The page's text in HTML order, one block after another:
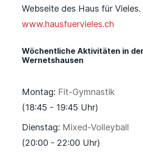
Webseite des Haus für Vieles.
www.hausfuervieles.ch
Wöchentliche Aktivitäten in
Wernetshausen
Montag: Fit-Gymnastik
(18:45 - 19:45 Uhr)
Dienstag: Mixed-Volleyball
(20:00 - 22:00 Uhr)